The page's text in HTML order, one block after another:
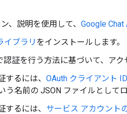
、説明を使用して、 Google
イブラリ をインストールします。
認証を行う方法に基づいて、ア
するには、 OAuth クライアント
う名前の JSON ファイルとして
するには、 サービス アカウント